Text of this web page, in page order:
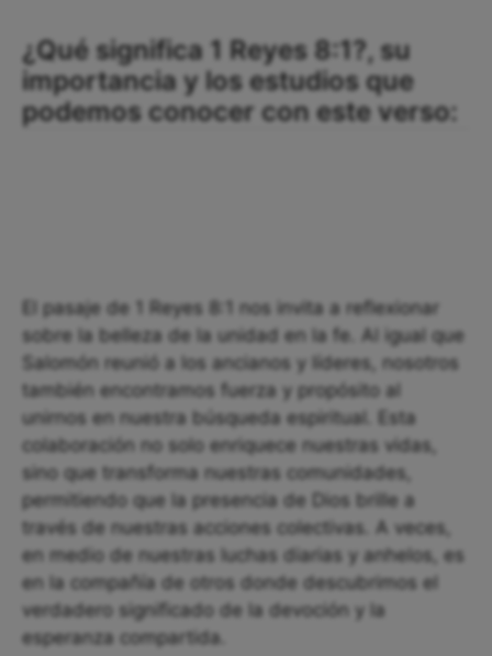
¿Qué significa 1 Reyes 8:1?, su
importancia y los estudios que
podemos conocer con este verso:
El pasaje de 1 Reyes 8:1 nos invita a reflexionar
sobre la belleza de la unidad en la fe. Al igual que
Salomón reunió a los ancianos y líderes, nosotros
también encontramos fuerza y propósito al
unirnos en nuestra búsqueda espiritual. Esta
colaboración no solo enriquece nuestras vidas,
sino que transforma nuestras comunidades,
permitiendo que la presencia de Dios brille a
través de nuestras acciones colectivas. A veces,
en medio de nuestras luchas diarias y anhelos, es
en la compañía de otros donde descubrimos el
verdadero significado de la devoción y la
esperanza compartida.